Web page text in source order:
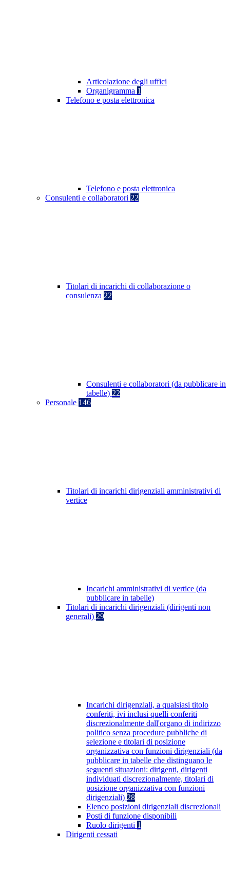
Articolazione degli uffici
Organigramma 1
Telefono e posta elettronica
Telefono e posta elettronica
Consulenti e collaboratori 22
Titolari di incarichi di collaborazione o
consulenza 22
Consulenti e collaboratori (da pubblicare in
tabelle) 22
Personale 146
Titolari di incarichi dirigenziali amministrativi di
vertice
Incarichi amministrativi di vertice (da
pubblicare in tabelle)
Titolari di incarichi dirigenziali (dirigenti non
generali) 29
Incarichi dirigenziali, a qualsiasi titolo
conferiti, ivi inclusi quelli conferiti
discrezionalmente dall'organo di indirizzo
politico senza procedure pubbliche di
selezione e titolari di posizione
organizzativa con funzioni dirigenziali (da
pubblicare in tabelle che distinguano le
seguenti situazioni: dirigenti, dirigenti
individuati discrezionalmente, titolari di
posizione organizzativa con funzioni
dirigenziali) 28
Elenco posizioni dirigenziali discrezionali
Posti di funzione disponibili
Ruolo dirigenti 1
Dirigenti cessati